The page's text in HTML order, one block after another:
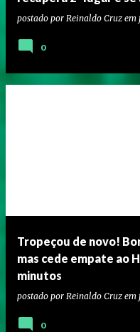
postado por Reinaldo Cruz em
0
Tropeçou de novo!
mas cede empate ao
minutos
postado por Reinaldo Cruz em
0